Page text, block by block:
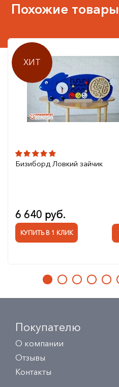
Похожие товары
ХИТ
Бизиборд Ловкий зайчик
6 640 руб.
КУПИТЬ В 1 КЛИК
Покупателю
О компании
Отзывы
Контакты